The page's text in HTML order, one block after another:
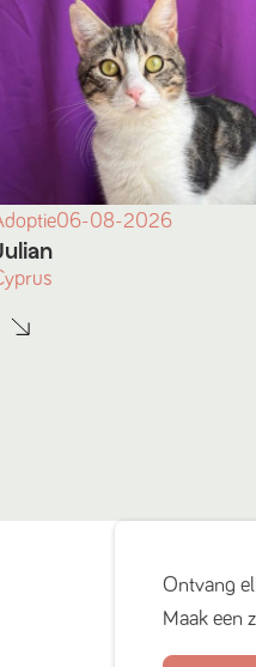
06-08-2026
Ontvang
Maak een